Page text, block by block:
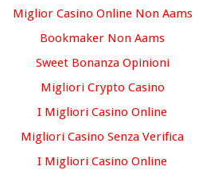
Miglior Casino Online Non Aams
Bookmaker Non Aams
Sweet Bonanza Opinioni
Migliori Crypto Casino
I Migliori Casino Online
Migliori Casino Senza Verifica
I Migliori Casino Online